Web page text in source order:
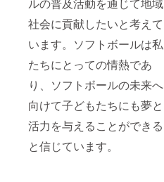
社会に貢献したいと考えて
います。ソフトボールは私
たちにとっての情熱であ
り、ソフトボールの未来へ
向けて子どもたちにも夢と
活力を与えることができる
と信じています。